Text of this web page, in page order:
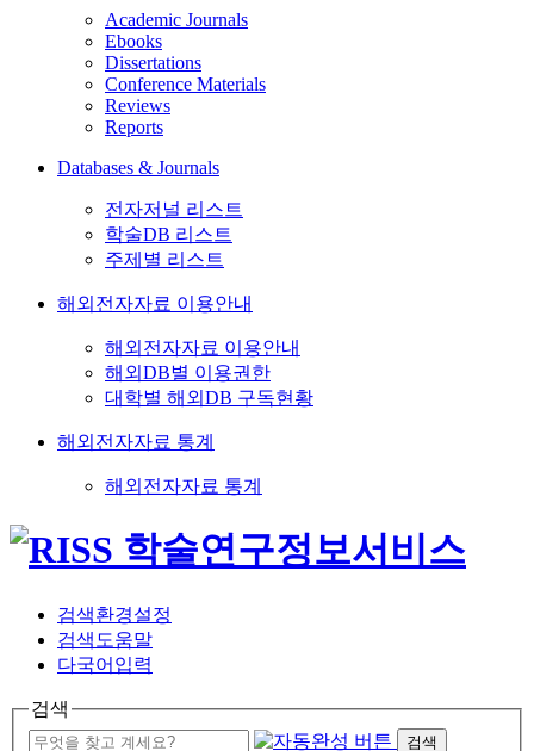
Academic Journals
Ebooks
Dissertations
Conference Materials
Reviews
Reports
Databases & Journals
전자저널 리스트
학술DB 리스트
주제별 리스트
해외전자자료 이용안내
해외전자자료 이용안내
해외DB별 이용권한
대학별 해외DB 구독현황
해외전자자료 통계
해외전자자료 통계
검색환경설정
검색도움말
다국어입력
검색
검색